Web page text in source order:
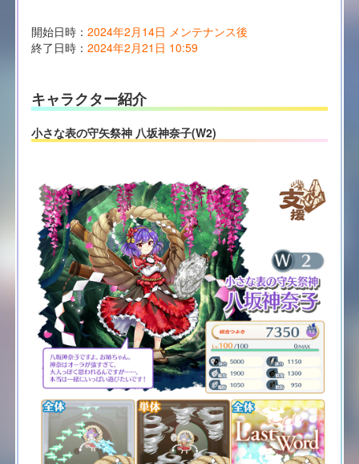
開始日時： 2024年2月14日 メンテナンス後
終了日時： 2024年2月21日 10:59
キャラクター紹介
小さな表の守矢祭神 八坂神奈子(W2)